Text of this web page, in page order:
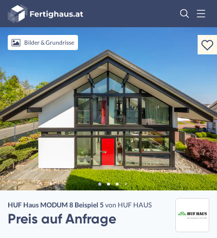
Fertighaus
Logo
AnmeldenBilder & Grundrisse
HUF Haus MODUM 8 Beispiel 5von HUF HAUS
Preis auf Anfrage